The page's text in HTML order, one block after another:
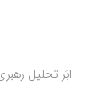
ابَر تحلیل